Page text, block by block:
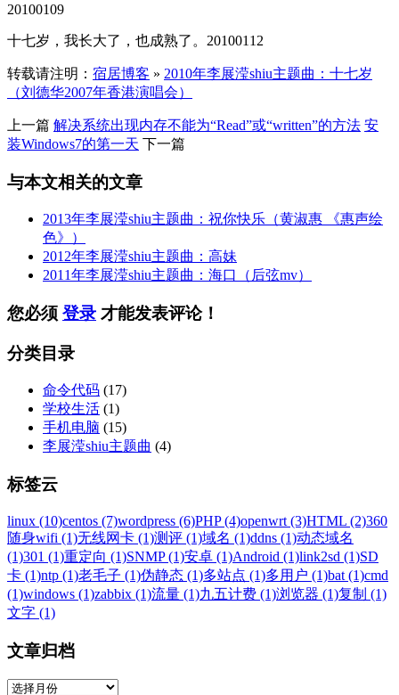
20100109
十七岁，我长大了，也成熟了。20100112
转载请注明： 宿居博客 » 2010年李展滢shiu主题曲：十七岁
（刘德华2007年香港演唱会）
上一篇 解决系统出现内存不能为“Read”或“written”的方法 安
装Windows7的第一天 下一篇
与本文相关的文章
2013年李展滢shiu主题曲：祝你快乐（黄淑惠 《惠声绘
色》）
2012年李展滢shiu主题曲：高妹
2011年李展滢shiu主题曲：海口（后弦mv）
您必须 登录 才能发表评论！
分类目录
命令代码 (17)
学校生活 (1)
手机电脑 (15)
李展滢shiu主题曲 (4)
标签云
linux (10)centos (7)wordpress (6)PHP (4)openwrt (3)HTML (2)360
随身wifi (1)无线网卡 (1)测评 (1)域名 (1)ddns (1)动态域名
(1)301 (1)重定向 (1)SNMP (1)安卓 (1)Android (1)link2sd (1)SD
卡 (1)ntp (1)老毛子 (1)伪静态 (1)多站点 (1)多用户 (1)bat (1)cmd
(1)windows (1)zabbix (1)流量 (1)九五计费 (1)浏览器 (1)复制 (1)
文字 (1)
文章归档